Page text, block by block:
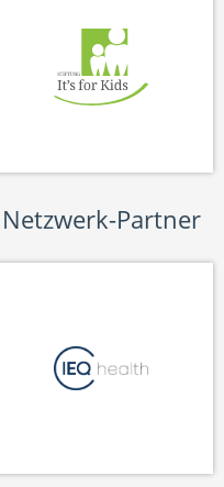
Netzwerk-Partner